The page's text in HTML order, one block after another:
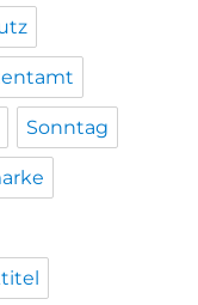
Sonntag